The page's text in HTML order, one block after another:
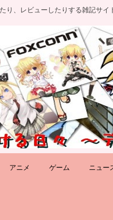
り、レビューしたりする雑記サイ
アニメ ゲーム ニュー